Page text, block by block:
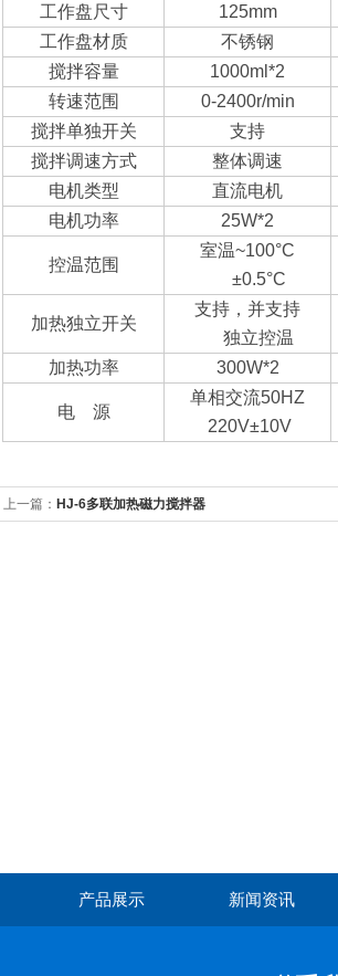
工作盘尺寸
125mm
工作盘材质
不锈钢
搅拌容量
1000ml*2
转速范围
0-2400r/min
搅拌单独开关
支持
搅拌调速方式
整体调速
电机类型
直流电机
电机功率
25W*2
控温范围
室温~100°C
±0.5°C
加热独立开关
支持，并支持
独立控温
加热功率
300W*2
电 源
单相交流50HZ
220V±10V
上一篇： HJ-6多联加热磁力搅拌器
产品展示 新闻资讯